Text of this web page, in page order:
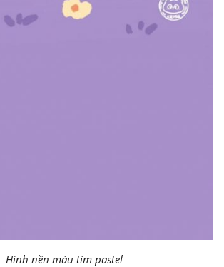
Hình nền màu tím pastel